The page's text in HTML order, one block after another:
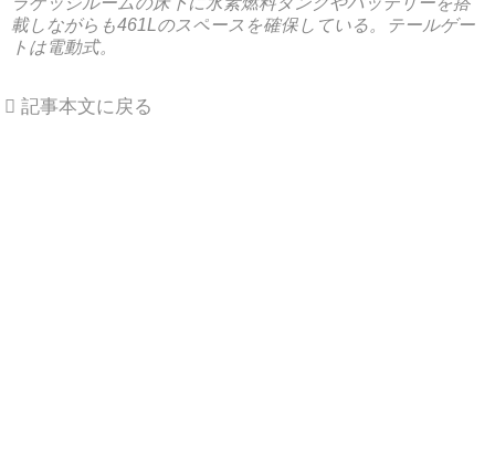
載しながらも461Lのスペースを確保している。テールゲー
トは電動式。
記事本文に戻る